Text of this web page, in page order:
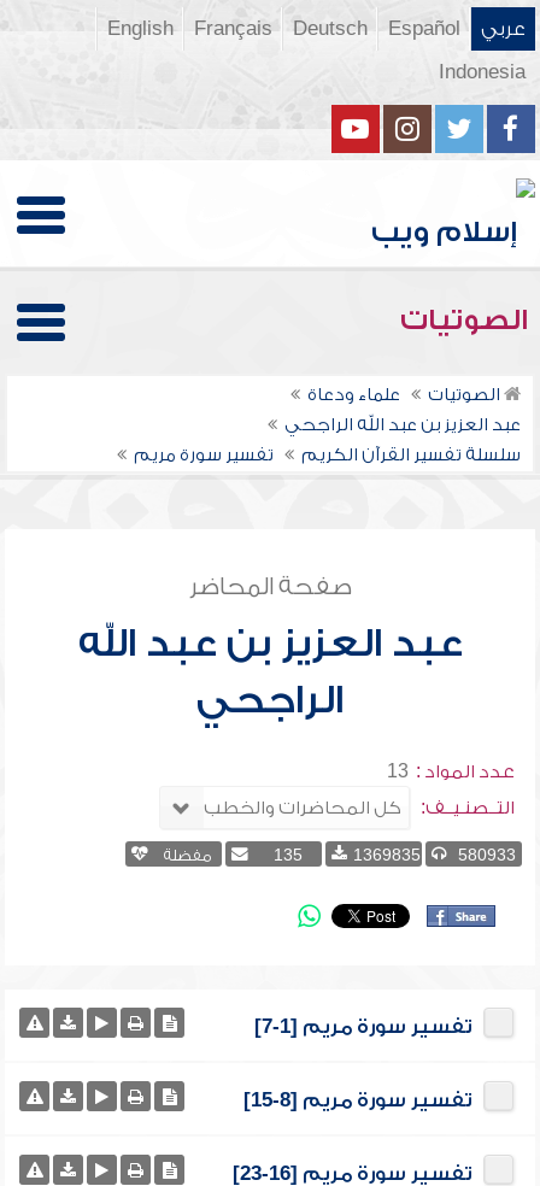
عربي Español
Deutsch
Français
English
Indonesia
الصوتيات
الصوتيات
علماء ودعاة
عبد العزيز بن عبد الله الراجحي
سلسلة تفسير القرآن الكريم
تفسير سورة مريم
صفحة المحاضر
عبد العزيز بن عبد الله
الراجحي
عدد المواد : 13
التــصنـيــف:
580933
1369835
135 مفضلة
تفسير سورة مريم [1-7]
تفسير سورة مريم [8-15]
تفسير سورة مريم [16-23]